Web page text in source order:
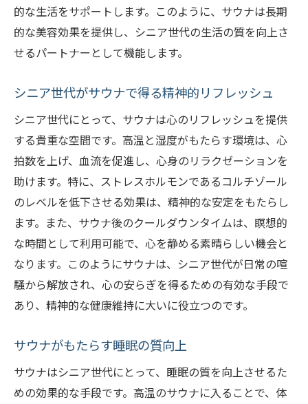
的な生活をサポートします。このように、サウナは長期
的な美容効果を提供し、シニア世代の生活の質を向上さ
せるパートナーとして機能します。
シニア世代がサウナで得る精神的リフレッシュ
シニア世代にとって、サウナは心のリフレッシュを提供
する貴重な空間です。高温と湿度がもたらす環境は、心
拍数を上げ、血流を促進し、心身のリラクゼーションを
助けます。特に、ストレスホルモンであるコルチゾール
のレベルを低下させる効果は、精神的な安定をもたらし
ます。また、サウナ後のクールダウンタイムは、瞑想的
な時間として利用可能で、心を静める素晴らしい機会と
なります。このようにサウナは、シニア世代が日常の喧
騒から解放され、心の安らぎを得るための有効な手段で
あり、精神的な健康維持に大いに役立つのです。
サウナがもたらす睡眠の質向上
サウナはシニア世代にとって、睡眠の質を向上させるた
めの効果的な手段です。高温のサウナに入ることで、体